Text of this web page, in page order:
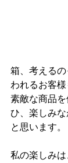
箱、考える
われるお客
素敵な商品
ひ、楽しみ
と思います。
私の楽しみ